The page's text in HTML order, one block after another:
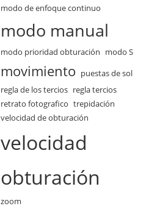
modo de enfoque continuo
modo manual
modo prioridad obturación modo S
movimiento puestas de sol
regla de los tercios regla tercios
retrato fotografico trepidación
velocidad de obturación
velocidad
obturación
zoom